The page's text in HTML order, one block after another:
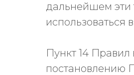
дальнейшем эти
использоваться
Пункт 14
постановлению